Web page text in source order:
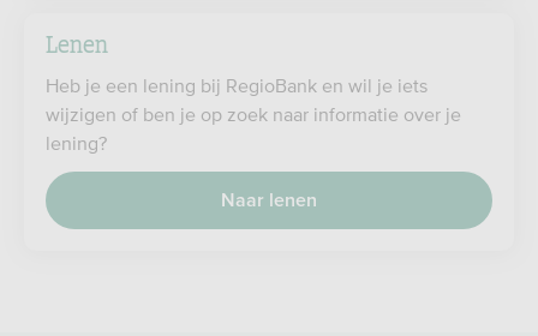
Lenen
Heb je een lening bij RegioBank en wil je iets
wijzigen of ben je op zoek naar informatie over je
lening?
Naar lenen